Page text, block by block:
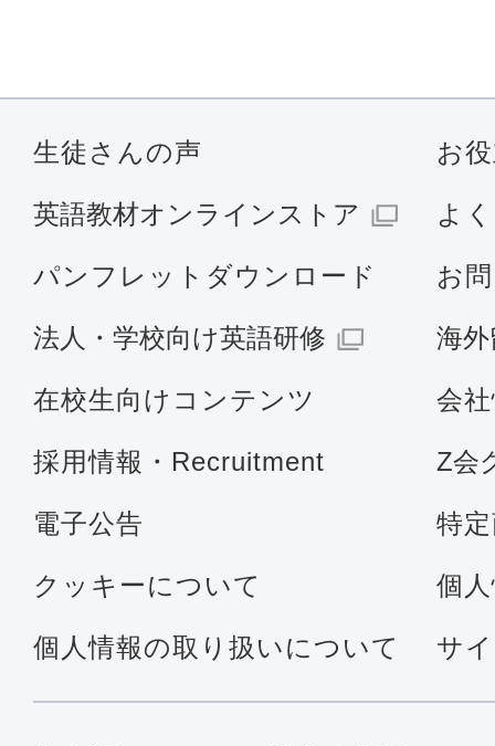
生徒さんの声 お
英語教材オンラインストア よ
パンフレットダウンロード お
法人・学校向け英語研修 海
在校生向けコンテンツ 会
採用情報・Recruitment Z会
電子公告 特
クッキーについて 個
個人情報の取り扱いについて サ